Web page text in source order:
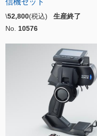
信機セット
\52,800(税込) 生産終了
No. 10576